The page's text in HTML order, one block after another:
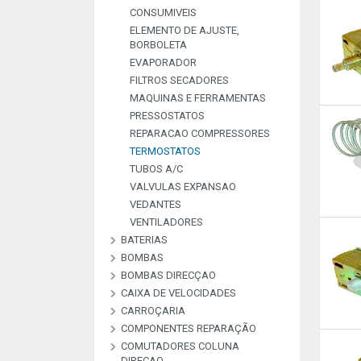
CONSUMIVEIS
ELEMENTO DE AJUSTE,
BORBOLETA
EVAPORADOR
FILTROS SECADORES
MAQUINAS E FERRAMENTAS
PRESSOSTATOS
REPARACAO COMPRESSORES
TERMOSTATOS
TUBOS A/C
VALVULAS EXPANSAO
VEDANTES
VENTILADORES
BATERIAS
BATERIAS BOOSTERS E PILHAS
BOMBAS
BOMBAS ALTA PRESSAO
COMMON RAI
BOMBAS COMBUSTIVEL
BOMBAS DE VACUO
BOMBAS ESGUICHO
BOMBAS DIRECÇAO
KIT REPARAÇAO BOMBAS
DIREÇAO
CAIXA DE VELOCIDADES
CARROÇARIA
COMPONENTES REPARAÇÃO
MATERIAL DE
PEÇAS REPARAÇAO
PEÇAS REPARAÇÃO
PEÇAS REPARAÇÃO
PLACAS RETIFICADORAS
COMUTADORES COLUNA